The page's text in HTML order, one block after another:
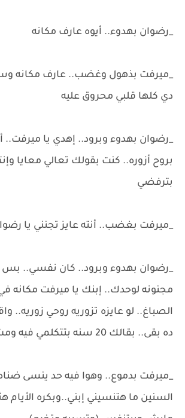
_رضوان بهدوء.. أيوه عارف مكانه
_ميرفت بذهول وغضب.. عارف مكانه
دي كلها قلبي محروق عليه
_رضوان بهدوء وبرود.. إهدي يا ميرفت..
بروح أزوره.. كنت بقولك تعالي معايا
بترفضي
_ميرفت بغضب.. أنته عايز تجنني يا
_رضوان بهدوء وبرود.. كان نفسي.. بس
مجنونه لوحدك.. إبنك يا ميرفت مكانه في
الصباغ.. لو عايزه تزوريه روحي زوريه..
ده بقى.. بقالك 20 سنه بتتكلمي فيه ومش عايزه تنسي
_ميرفت بدموع.. وهوا فيه حد ينسى
السنين ما هتنسيني إبني..وبكره الأيام